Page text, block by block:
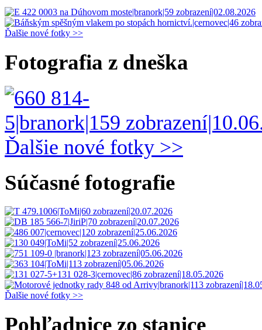
Ďalšie nové fotky >>
Fotografia z dneška
Ďalšie nové fotky >>
Súčasné fotografie
Ďalšie nové fotky >>
Pohľadnice zo stanice